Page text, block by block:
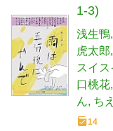
1-3)
浅生鴨
虎太郎
スイス
口桃花
ん ち
14